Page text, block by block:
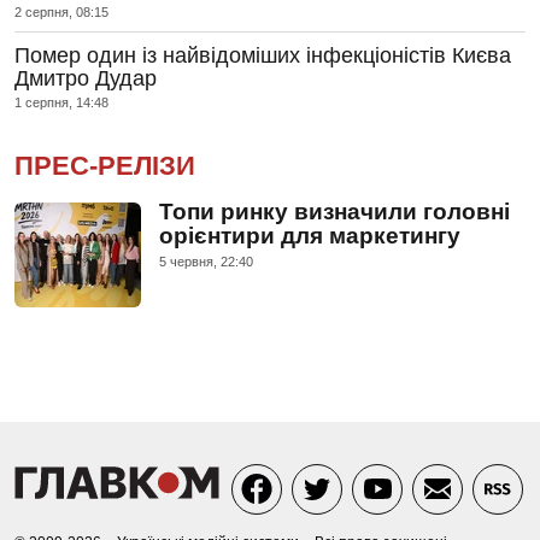
2 серпня, 08:15
Помер один із найвідоміших інфекціоністів Києва
Дмитро Дудар
1 серпня, 14:48
ПРЕС-РЕЛІЗИ
Топи ринку визначили головні
орієнтири для маркетингу
5 червня, 22:40